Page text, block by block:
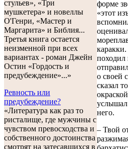
стульев», «Три
мушкетера» и новеллы
О'Генри, «Мастер и
Маргарита» и Библия...
Третья книга остается
неизменной при всех
вариантах - роман Джейн
Остин «Гордость и
предубеждение»...»
Ревность или
предубеждение?
«Литература как раз то
ристалище, где мужчины с
чувством превосходства и
собственного достоинства
смотрят на затесавшихся в
форме
«этот
походил
о своей
сказал
услышал
него.
– Твой